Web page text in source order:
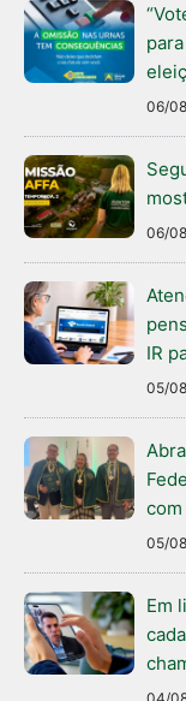
06/
06/
IR
05/
05/
Em